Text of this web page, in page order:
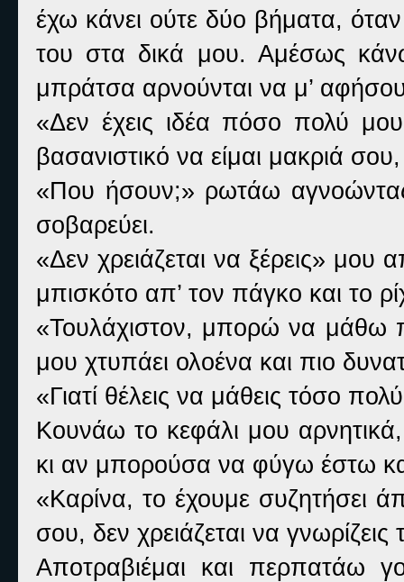
έχω κάνει ούτε δύο βήματα,
του στα δικά μου. Αμέσως
μπράτσα αρνούνται να μ’
«Δεν έχεις ιδέα πόσο πολύ
βασανιστικό να είμαι μακριά
«Που ήσουν;» ρωτάω
σοβαρεύει.
«Δεν χρειάζεται να ξέρεις» μου
μπισκότο απ’ τον πάγκο και το
«Τουλάχιστον, μπορώ να μάθω
μου χτυπάει ολοένα και πιο
«Γιατί θέλεις να μάθεις τόσο
Κουνάω το κεφάλι μου
κι αν μπορούσα να φύγω έστω
«Καρίνα, το έχουμε συζητήσει
σου, δεν χρειάζεται να
Αποτραβιέμαι και περπατάω